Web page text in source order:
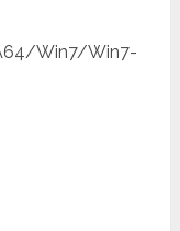
Win7/Win7-